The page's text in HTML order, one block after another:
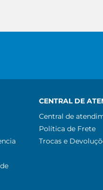
CENTRAL DE
Central de
Política de Frete
Trocas e